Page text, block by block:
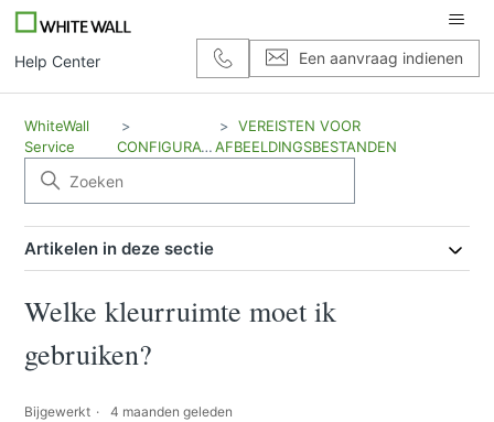
Help Center Een aanvraag indienen
WhiteWall
Service
CONFIGURATIE
VEREISTEN VOOR
AFBEELDINGSBESTANDEN
Artikelen in deze sectie
Welke kleurruimte moet ik
gebruiken?
Bijgewerkt 4 maanden geleden